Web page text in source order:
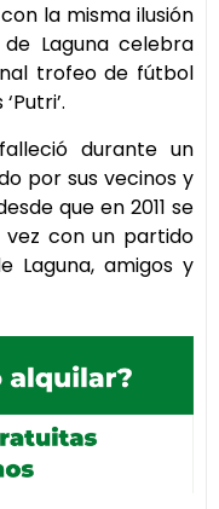
la misma ilusión
Laguna celebra
trofeo de fútbol
durante un
por sus vecinos y
que en 2011 se
con un partido
Laguna, amigos y